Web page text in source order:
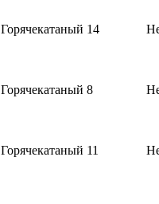
Горячекатаный 14
Горячекатаный 8
Горячекатаный 11